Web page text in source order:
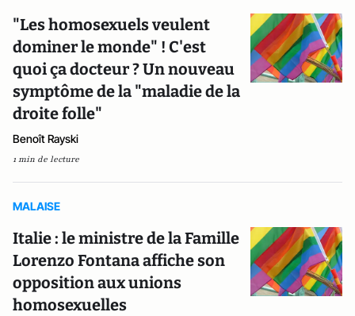
"Les homosexuels veulent
dominer le monde" ! C'est
quoi ça docteur ? Un nouveau
symptôme de la "maladie de la
droite folle"
Benoît Rayski
1 min de lecture
MALAISE
Italie : le ministre de la Famille
Lorenzo Fontana affiche son
opposition aux unions
homosexuelles